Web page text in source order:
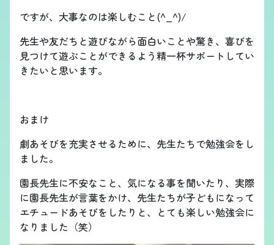
ですが、大事なのは楽しむこと(^_^)/
先生や友だちと遊びながら面白いことや驚き、喜びを
見つけて遊ぶことができるよう精一杯サポートしてい
きたいと思います。
おまけ
劇あそびを充実させるために、先生たちで勉強会をし
ました。
園長先生に不安なこと、気になる事を聞いたり、実際
に園長先生が言葉をかけ、先生たちが子どもになって
エチュードあそびをしたりと、とても楽しい勉強会に
なりました（笑）